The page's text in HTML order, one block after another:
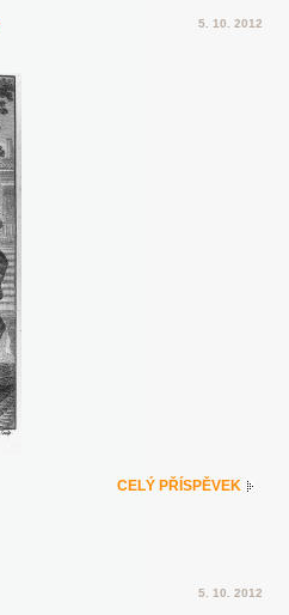
5. 10. 2012
CELÝ PŘÍSPĚVEK
5. 10. 2012